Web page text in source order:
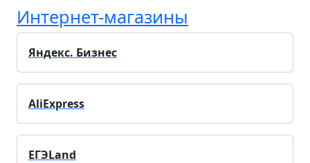
Интернет-магазины
Яндекс. Бизнес
AliExpress
ЕГЭLand